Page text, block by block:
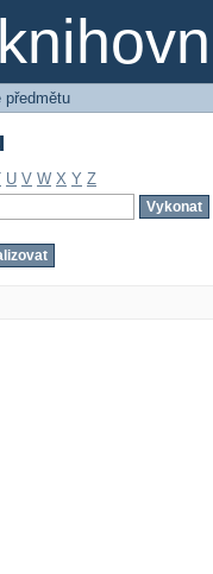
předmětu
U V W X Y Z